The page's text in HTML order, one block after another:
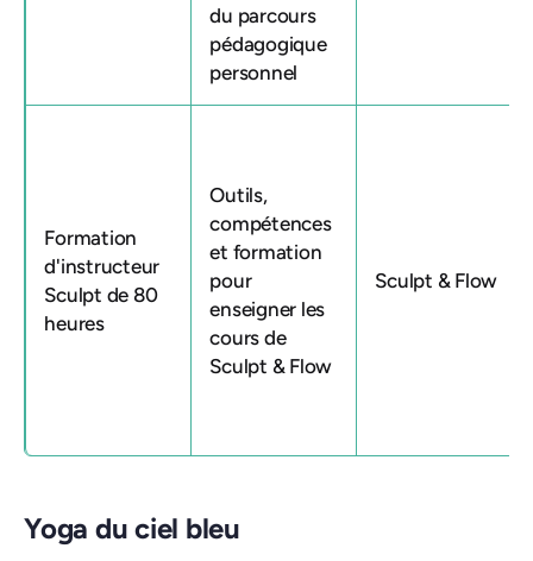
du parcours
pédagogique
personnel
Formation
d'instructeur
Sculpt de 80
heures
Outils,
compétences
et formation
pour
enseigner les
cours de
Sculpt & Flow
Sculpt & Flow
Yoga du ciel bleu